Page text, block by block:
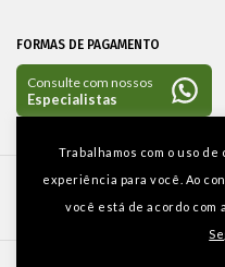
FORMAS DE PAGAMENTO
CERTIFICADOS
Trabalhamos com o uso
experiência para você. Ao
você está de acordo com
contato